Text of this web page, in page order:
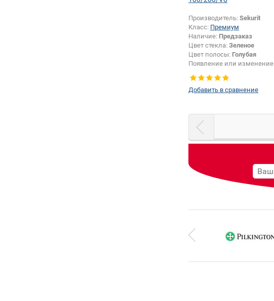
Производитель: Sekurit
Класс: Премиум
Наличие: Предзаказ
Цвет стекла: Зеленое
Цвет полосы: Голубая
Появление или изменение
Добавить в сравнение